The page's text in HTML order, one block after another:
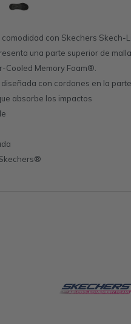
con Skechers Skech-
una parte superior de
Cooled Memory Foam®.
con cordones en la
absorbe los impactos